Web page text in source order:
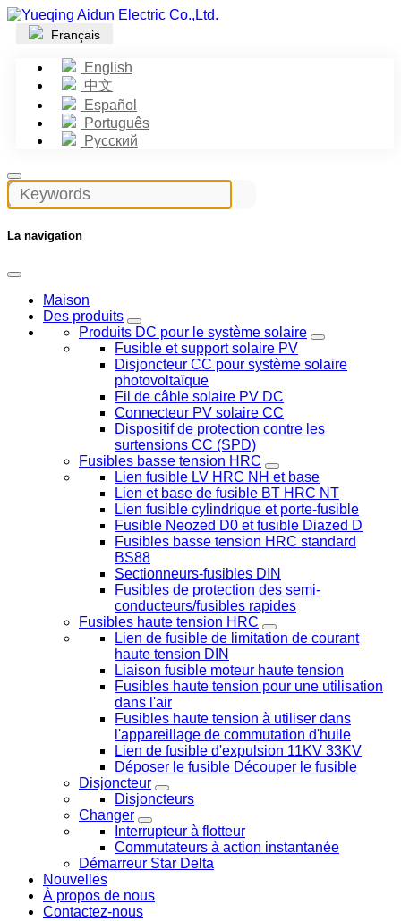
Français
English
中文
Español
Português
Русский
La navigation
Maison
Des produits
Produits DC pour le système solaire
Fusible et support solaire PV
Disjoncteur CC pour système solaire
photovoltaïque
Fil de câble solaire PV DC
Connecteur PV solaire CC
Dispositif de protection contre les
surtensions CC (SPD)
Fusibles basse tension HRC
Lien fusible LV HRC NH et base
Lien et base de fusible BT HRC NT
Lien fusible cylindrique et porte-fusible
Fusible Neozed D0 et fusible Diazed D
Fusibles basse tension HRC standard
BS88
Sectionneurs-fusibles DIN
Fusibles de protection des semi-
conducteurs/fusibles rapides
Fusibles haute tension HRC
Lien de fusible de limitation de courant
haute tension DIN
Liaison fusible moteur haute tension
Fusibles haute tension pour une utilisation
dans l'air
Fusibles haute tension à utiliser dans
l'appareillage de commutation d'huile
Lien de fusible d'expulsion 11KV 33KV
Déposer le fusible Découper le fusible
Disjoncteur
Disjoncteurs
Changer
Interrupteur à flotteur
Commutateurs à action instantanée
Démarreur Star Delta
Nouvelles
À propos de nous
Contactez-nous